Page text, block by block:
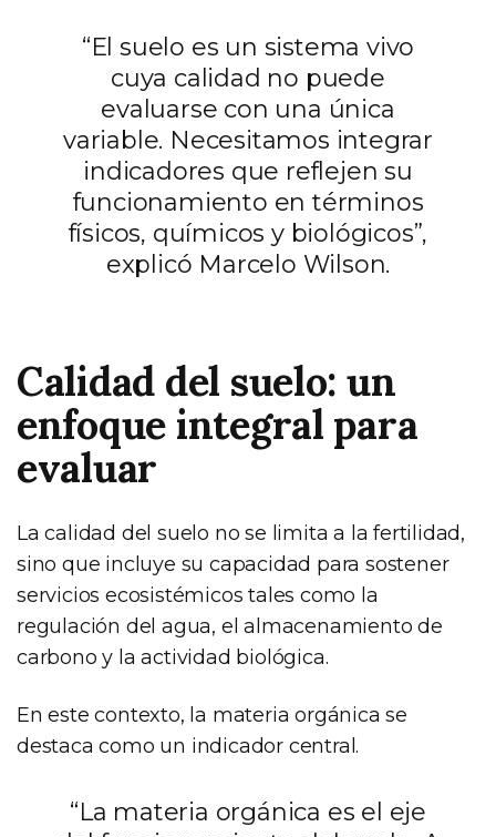
“El suelo es un sistema vivo
cuya calidad no puede
evaluarse con una única
variable. Necesitamos integrar
indicadores que reflejen su
funcionamiento en términos
físicos, químicos y biológicos”,
explicó Marcelo Wilson.
Calidad del suelo: un
enfoque integral para
evaluar
La calidad del suelo no se limita a la fertilidad,
sino que incluye su capacidad para sostener
servicios ecosistémicos tales como la
regulación del agua, el almacenamiento de
carbono y la actividad biológica.
En este contexto, la materia orgánica se
destaca como un indicador central.
“La materia orgánica es el eje